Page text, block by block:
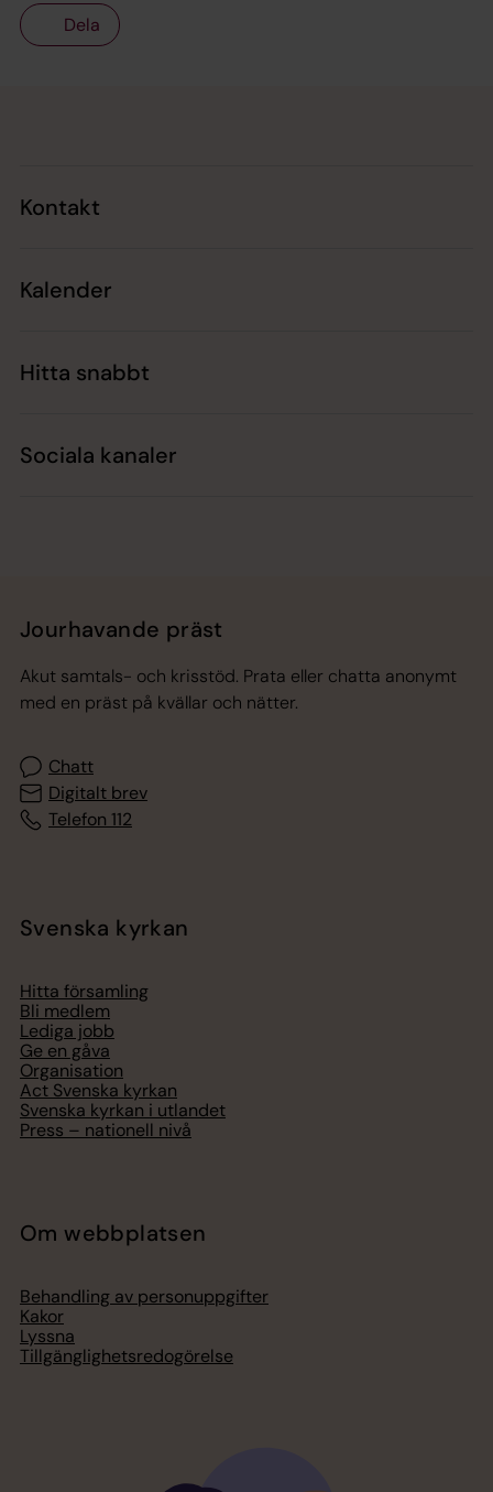
Dela
Kontakt
Kalender
Hitta snabbt
Sociala kanaler
Jourhavande präst
Akut samtals- och krisstöd. Prata eller chatta anonymt
med en präst på kvällar och nätter.
Chatt
Digitalt brev
Telefon 112
Svenska kyrkan
Hitta församling
Bli medlem
Lediga jobb
Ge en gåva
Organisation
Act Svenska kyrkan
Svenska kyrkan i utlandet
Press – nationell nivå
Om webbplatsen
Behandling av personuppgifter
Kakor
Lyssna
Tillgänglighetsredogörelse